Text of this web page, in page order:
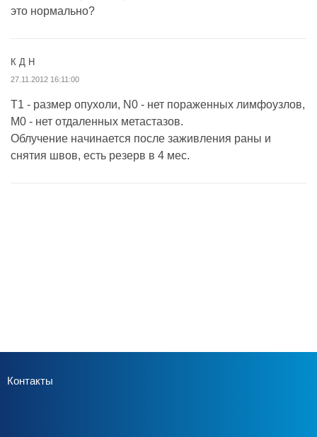
это нормально?
К Д Н
27.11.2012 16:11:00
Т1 - размер опухоли, N0 - нет пораженных лимфоузлов,
M0 - нет отдаленных метастазов.
Облучение начинается после заживления раны и
снятия швов, есть резерв в 4 мес.
Контакты